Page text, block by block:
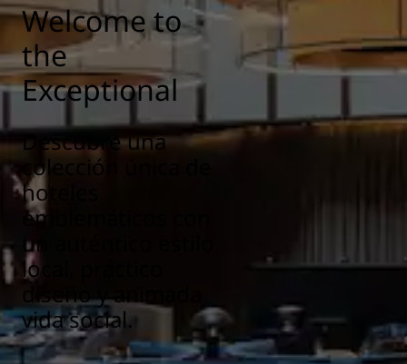
Welcome to
the
Exceptional
Descubre una
colección única de
hoteles
emblemáticos con
un auténtico estilo
local, práctico
diseño y animada
vida social.